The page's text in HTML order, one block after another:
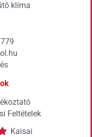
klíma
Feltételek
Kaisai